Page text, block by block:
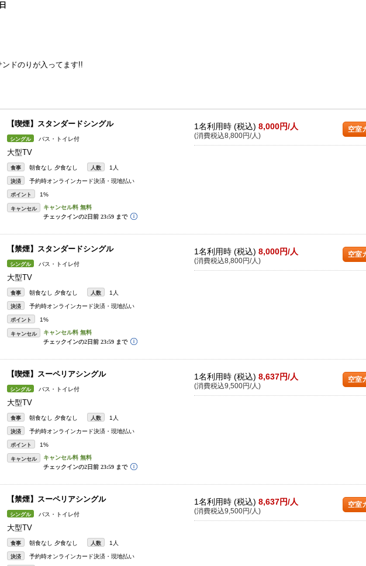
ドのりが入ってます!!
【喫煙】スタンダードシングル
シングル バス・トイレ付
大型TV
食事 朝食なし 夕食なし 人数 1人
決済 予約時オンラインカード決済・現地払い
ポイント 1%
キャンセル
1名利用時 (税込) 8,000円/人
(消費税込8,800円/人)
空室
【禁煙】スタンダードシングル
シングル バス・トイレ付
大型TV
食事 朝食なし 夕食なし 人数 1人
決済 予約時オンラインカード決済・現地払い
ポイント 1%
キャンセル
1名利用時 (税込) 8,000円/人
(消費税込8,800円/人)
空室
【喫煙】スーペリアシングル
シングル バス・トイレ付
大型TV
食事 朝食なし 夕食なし 人数 1人
決済 予約時オンラインカード決済・現地払い
ポイント 1%
キャンセル
1名利用時 (税込) 8,637円/人
(消費税込9,500円/人)
空室
【禁煙】スーペリアシングル
シングル バス・トイレ付
大型TV
食事 朝食なし 夕食なし 人数 1人
決済 予約時オンラインカード決済・現地払い
1名利用時 (税込) 8,637円/人
(消費税込9,500円/人)
空室